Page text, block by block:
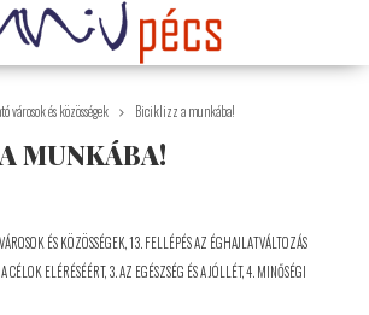
városok és közösségek Biciklizz a munkába!
MUNKÁBA!
ÉS KÖZÖSSÉGEK,13. FELLÉPÉS AZ ÉGHAJLATVÁLTOZÁS
CÉLOK ELÉRÉSÉÉRT,3. AZ EGÉSZSÉG ÉS A JÓLLÉT,4. MINŐSÉGI